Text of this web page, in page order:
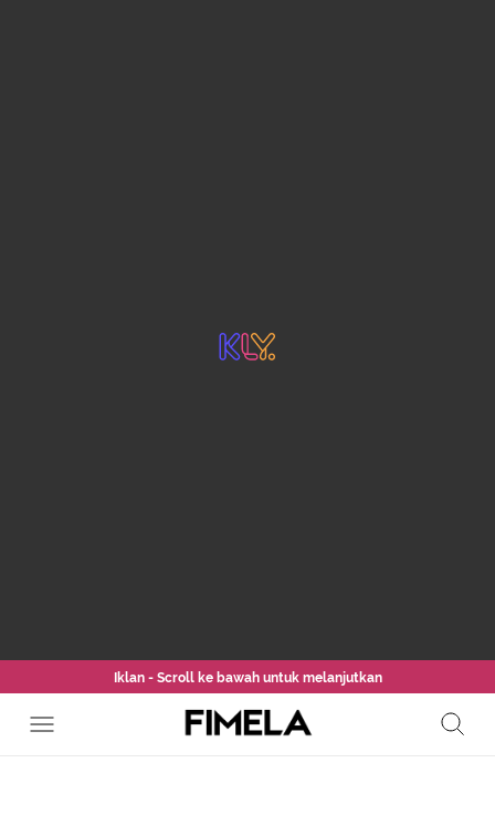
Iklan - Scroll ke bawah untuk melanjutkan